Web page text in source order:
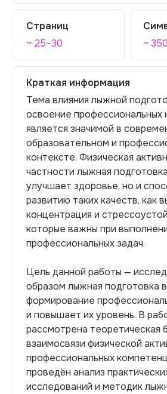
Страниц
~ 25–30
~
Краткая информация
Тема влияния лыжной
освоение профессиональных
является значимой в
образовательном и
контексте. Физическая
частности лыжная
улучшает здоровье, но и
развитию таких качеств, как
концентрация и
которые важны при
профессиональных задач.
Цель данной работы —
образом лыжная подготовка
формирование
и повышает их уровень. В
рассмотрена теоретическая
взаимосвязи физической
профессиональных
проведён анализ
исследований и методик